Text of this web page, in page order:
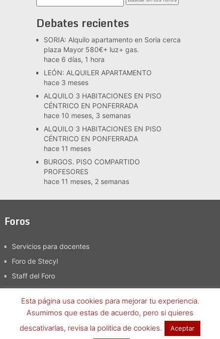
Debates recientes
SORIA: Alquilo apartamento en Soria cerca
plaza Mayor 580€+ luz+ gas.
hace 6 días, 1 hora
LEÓN: ALQUILER APARTAMENTO
hace 3 meses
ALQUILO 3 HABITACIONES EN PISO
CÉNTRICO EN PONFERRADA
hace 10 meses, 3 semanas
ALQUILO 3 HABITACIONES EN PISO
CÉNTRICO EN PONFERRADA
hace 11 meses
BURGOS. PISO COMPARTIDO
PROFESORES
hace 11 meses, 2 semanas
Foros
Servicios para docentes
Foro de Stecyl
Staff del Foro
Foro SteCyL-iCopyright © 2026.
Esta página usa cookies para mejorar tu experiencia.
Asumimos que estas de acuerdo, pero si quieres
descativarlas, revisa la politica de cookies.
Aceptar